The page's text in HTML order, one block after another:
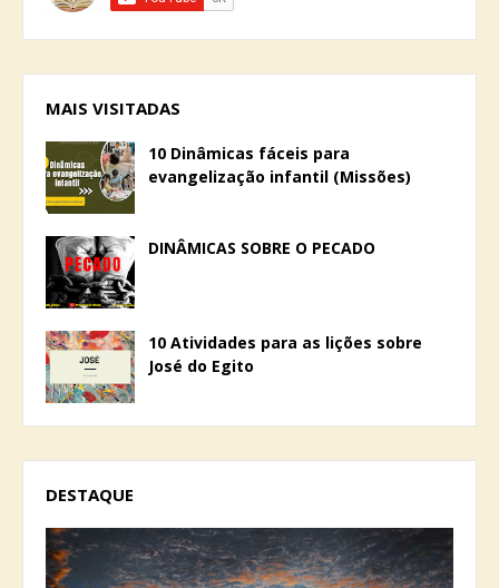
MAIS VISITADAS
10 Dinâmicas fáceis para
evangelização infantil (Missões)
DINÂMICAS SOBRE O PECADO
10 Atividades para as lições sobre
José do Egito
DESTAQUE